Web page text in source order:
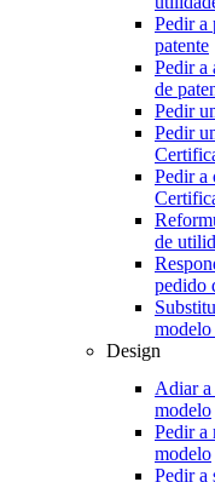
Pedir a
patente
Pedir a
de
Pedir
Pedir
Pedir a
de
pedido
Design
Adiar a
modelo
Pedir a
modelo
Pedir a